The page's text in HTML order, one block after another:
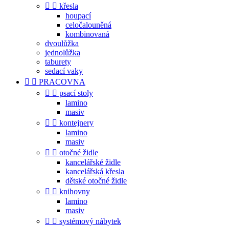
  křesla
houpací
celočalouněná
kombinovaná
dvoulůžka
jednolůžka
taburety
sedací vaky
  PRACOVNA
  psací stoly
lamino
masiv
  kontejnery
lamino
masiv
  otočné židle
kancelářské židle
kancelářská křesla
dětské otočné židle
  knihovny
lamino
masiv
  systémový nábytek